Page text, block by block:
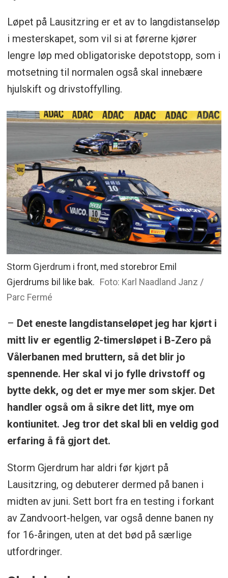
Løpet på Lausitzring er et av to langdistanseløp
i mesterskapet, som vil si at førerne kjører
lengre løp med obligatoriske depotstopp, som i
motsetning til normalen også skal innebære
hjulskift og drivstoffylling.
Storm Gjerdrum i front, med storebror Emil
Gjerdrums bil like bak. Foto: Karl Naadland Janz /
Parc Fermé
– Det eneste langdistanseløpet jeg har kjørt i
mitt liv er egentlig 2-timersløpet i B-Zero på
Vålerbanen med bruttern, så det blir jo
spennende. Her skal vi jo fylle drivstoff og
bytte dekk, og det er mye mer som skjer. Det
handler også om å sikre det litt, mye om
kontiunitet. Jeg tror det skal bli en veldig god
erfaring å få gjort det.
Storm Gjerdrum har aldri før kjørt på
Lausitzring, og debuterer dermed på banen i
midten av juni. Sett bort fra en testing i forkant
av Zandvoort-helgen, var også denne banen ny
for 16-åringen, uten at det bød på særlige
utfordringer.